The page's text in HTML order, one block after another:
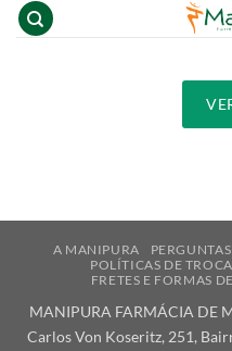
Skip
A MANIPURA
POLÍTICAS DE
FRETES E FORMAS
MANIPURA FARMÁCIA DE
Carlos Von Koseritz, 251,